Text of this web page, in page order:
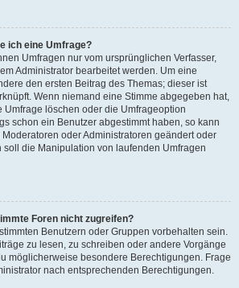
ich eine Umfrage?
Umfragen nur vom ursprünglichen Verfasser,
Administrator bearbeitet werden. Um eine
den ersten Beitrag des Themas; dieser ist
Wenn niemand eine Stimme abgegeben hat,
Umfrage löschen oder die Umfrageoption
schon ein Benutzer abgestimmt haben, so kann
oder Administratoren geändert oder
die Manipulation von laufenden Umfragen
Foren nicht zugreifen?
Benutzern oder Gruppen vorbehalten sein.
zu lesen, zu schreiben oder andere Vorgänge
möglicherweise besondere Berechtigungen. Frage
nach entsprechenden Berechtigungen.